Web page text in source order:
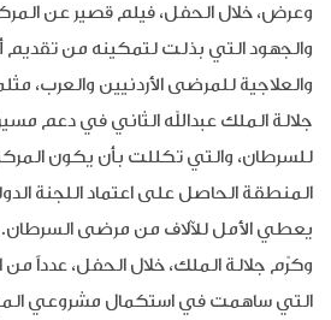
وعرض، خلال الحفل، فيلم قصير عن
والجهود التي بذلت لتمكينه من تقديم
والعلاجية للمرضى الأردنيين والعرب،
جلالة الملك عبدالله الثاني في دعم
للسرطان، والتي تكللت بأن يكون
المنطقة الحاصل على اعتماد اللجنة
يعطي الأمل للآلاف من مرضى السرطان.
وكرّم جلالة الملك، خلال الحفل، عدداً
التي ساهمت في استكمال مشروعي